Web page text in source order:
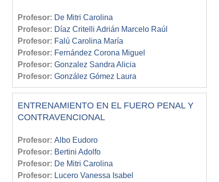
Profesor: De Mitri Carolina
Profesor: Díaz Critelli Adrián Marcelo Raúl
Profesor: Falú Carolina María
Profesor: Fernández Corona Miguel
Profesor: Gonzalez Sandra Alicia
Profesor: González Gómez Laura
ENTRENAMIENTO EN EL FUERO PENAL Y
CONTRAVENCIONAL
Profesor: Albo Eudoro
Profesor: Bertini Adolfo
Profesor: De Mitri Carolina
Profesor: Lucero Vanessa Isabel